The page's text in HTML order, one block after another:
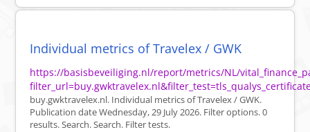
Individual metrics of Travelex / GWK
https://basisbeveiliging.nl/report/metrics/NL/
buy.gwktravelex.nl. Individual metrics of Travelex / GWK.
Publication date Wednesday, 29 July 2026. Filter options. 0
results. Search. Search. Filter tests.